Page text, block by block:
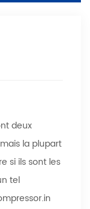
deux
la plupart
si ils sont les
tel